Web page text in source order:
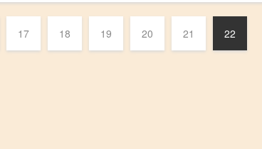
17 18 19 20 21 22